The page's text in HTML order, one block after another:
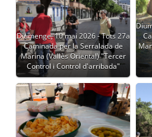
Diumenge, 10 mai 2026 - Tots 27a
Caminada per la Serralada de
Marina (Vallès Oriental) "Tercer
Control i Control d'arribada"